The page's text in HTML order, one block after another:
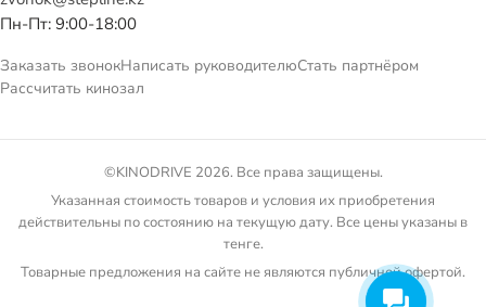
Пн-Пт: 9:00-18:00
Заказать звонокНаписать руководителюСтать партнёром
Рассчитать кинозал
©KINODRIVE 2026. Все права защищены.
Указанная стоимость товаров и условия их приобретения
действительны по состоянию на текущую дату. Все цены указаны в
тенге.
Товарные предложения на сайте не являются публичной офертой.